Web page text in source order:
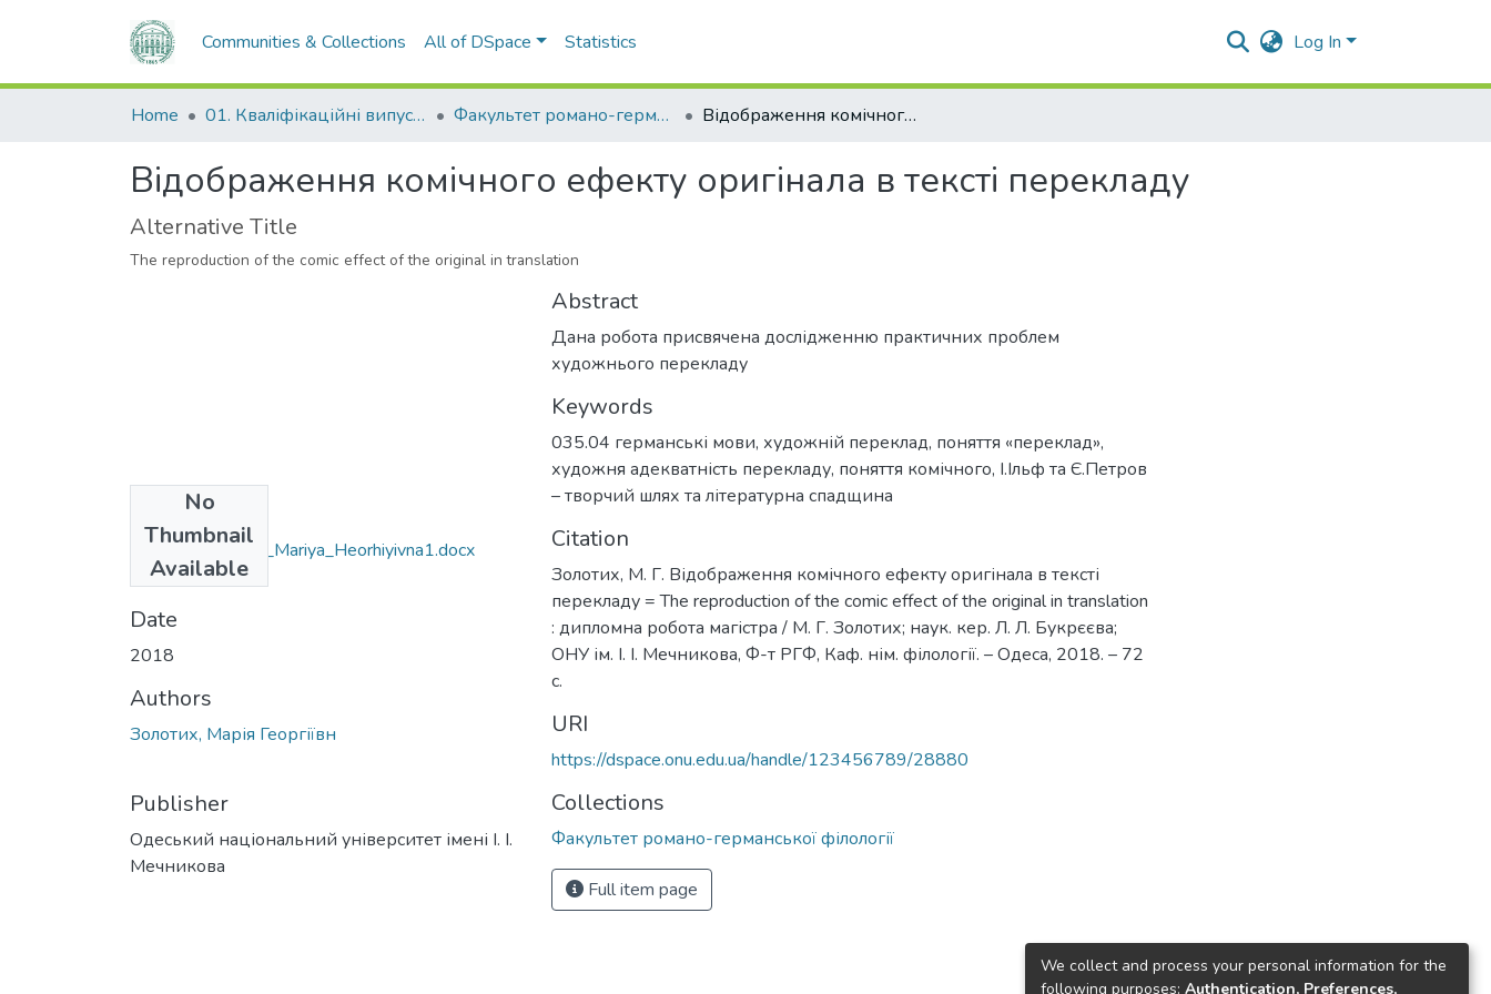
Communities & Collections All of DSpace Statistics Log In
Home 01. Кваліфікаційні випускні роботи здобувачів вищої освіти Факультет романо-германської філології Відображення комічного ефекту оригінала в тексті перекладу
Відображення комічного ефекту оригінала в тексті перекладу
Alternative Title
The reproduction of the comic effect of the original in translation
No
Thumbnail
Available
035.04_Zolotykh_Mariya_Heorhiyivna1.docx
(54.66 KB)
Date
2018
Authors
Золотих, Марія Георгіївн
Publisher
Одеський національний університет імені І. І.
Мечникова
Abstract
Дана робота присвячена дослідженню практичних проблем
художнього перекладу
Keywords
035.04 германські мови, художній переклад, поняття «переклад»,
художня адекватність перекладу, поняття комічного, І.Ільф та Є.Петров
– творчий шлях та літературна спадщина
Citation
Золотих, М. Г. Відображення комічного ефекту оригінала в тексті
перекладу = The reproduction of the comic effect of the original in translation
: дипломна робота магістра / М. Г. Золотих; наук. кер. Л. Л. Букрєєва;
ОНУ ім. І. І. Мечникова, Ф-т РГФ, Каф. нім. філології. – Одеса, 2018. – 72
с.
URI
https://dspace.onu.edu.ua/handle/123456789/28880
Collections
Факультет романо-германської філології
Full item page
We collect and process your personal information for the
following purposes: Authentication, Preferences,